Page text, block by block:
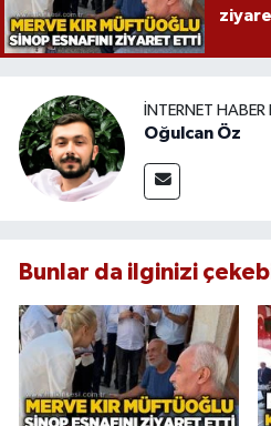
İNTERNET
Oğulcan Öz
Bunlar da ilginizi